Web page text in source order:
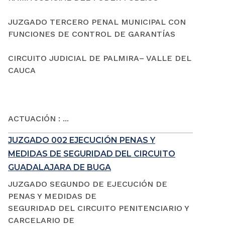
JUZGADO TERCERO PENAL MUNICIPAL CON
FUNCIONES DE CONTROL DE GARANTÍAS
CIRCUITO JUDICIAL DE PALMIRA– VALLE DEL
CAUCA
ACTUACIÓN : ...
JUZGADO 002 EJECUCIÓN PENAS Y
MEDIDAS DE SEGURIDAD DEL CIRCUITO
GUADALAJARA DE BUGA
JUZGADO SEGUNDO DE EJECUCIÓN DE
PENAS Y MEDIDAS DE
SEGURIDAD DEL CIRCUITO PENITENCIARIO Y
CARCELARIO DE